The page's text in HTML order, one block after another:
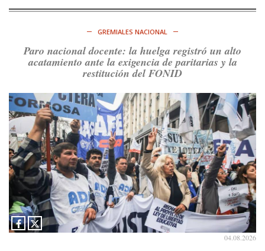
GREMIALES NACIONAL
Paro nacional docente: la huelga registró un alto
acatamiento ante la exigencia de paritarias y la
restitución del FONID
04.08.2026